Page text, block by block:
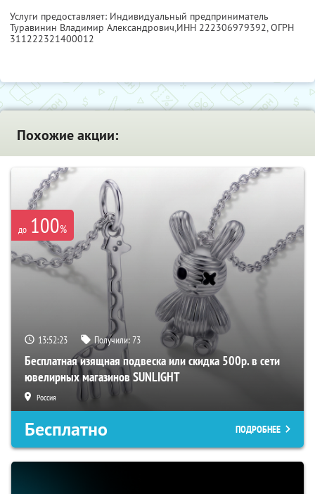
Услуги предоставляет: Индивидуальный предприниматель
Туравинин Владимир Александрович,ИНН 222306979392, ОГРН
311222321400012
Похожие акции:
до 100%
13:52:22 Получили:73
Бесплатная изящная подвеска или скидка 500р. в сети
ювелирных магазинов SUNLIGHT
Россия
Бесплатно ПОДРОБНЕЕ